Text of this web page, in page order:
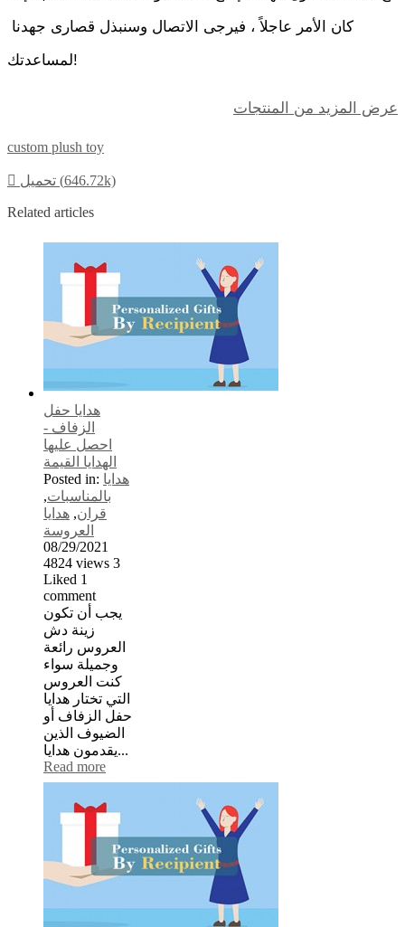
لمساعدتك!
عرض المزيد من المنتجات
custom plush toy
 تحميل (646.72k)
Related articles
هدايا حفل
الزفاف -
احصل عليها
الهدايا القيمة
Posted in: هدايا
بالمناسبات,
قران, هدايا
العروسة
08/29/2021
4824 views 3
Liked 1
comment
يجب أن تكون
زينة دش
العروس رائعة
وجميلة سواء
كنت العروس
التي تختار هدايا
حفل الزفاف أو
الضيوف الذين
يقدمون هدايا...
Read more